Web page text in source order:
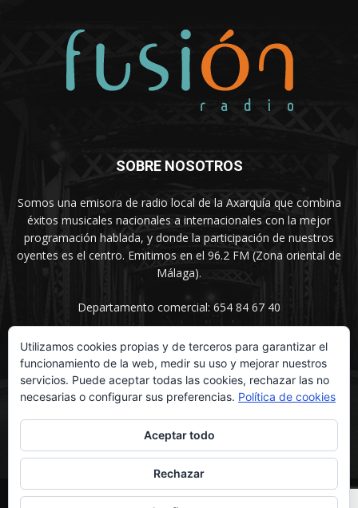
SOBRE NOSOTROS
Somos una emisora de radio local de la Axarquía que combina
éxitos musicales nacionales a internacionales con la mejor
programación hablada, y donde la participación de nuestros
oyentes es el centro. Emitimos en el 96.2 FM (Zona oriental de
Málaga).
Departamento comercial: 654 84 67 40
SÍGUENOS
© UNIMEDIOS - Agencia de Marketing en Vélez-Málaga 2026
Utilizamos cookies propias y de terceros para garantizar el
funcionamiento de la web, medir su uso y mejorar nuestros
servicios. Puede aceptar todas las cookies, rechazar las no
necesarias o configurar sus preferencias. Política de cookies
Aceptar todo
Rechazar